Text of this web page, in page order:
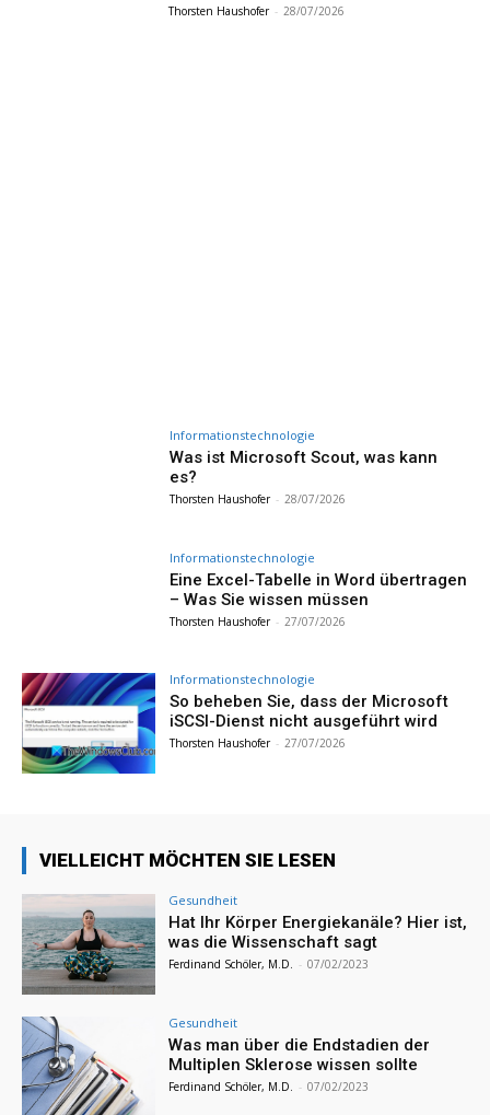
Thorsten Haushofer - 28/07/2026
Informationstechnologie
Was ist Microsoft Scout, was kann
es?
Thorsten Haushofer - 28/07/2026
Informationstechnologie
Eine Excel-Tabelle in Word übertragen
– Was Sie wissen müssen
Thorsten Haushofer - 27/07/2026
Informationstechnologie
So beheben Sie, dass der Microsoft
iSCSI-Dienst nicht ausgeführt wird
Thorsten Haushofer - 27/07/2026
VIELLEICHT MÖCHTEN SIE LESEN
Gesundheit
Hat Ihr Körper Energiekanäle? Hier ist,
was die Wissenschaft sagt
Ferdinand Schöler, M.D. - 07/02/2023
Gesundheit
Was man über die Endstadien der
Multiplen Sklerose wissen sollte
Ferdinand Schöler, M.D. - 07/02/2023